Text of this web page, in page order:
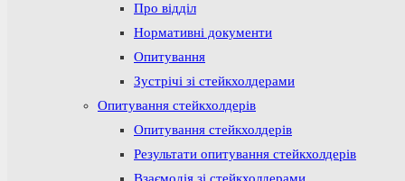
Про відділ
Нормативні документи
Опитування
Зустрічі зі стейкхолдерами
Опитування стейкхолдерів
Опитування стейкхолдерів
Результати опитування стейкхолдерів